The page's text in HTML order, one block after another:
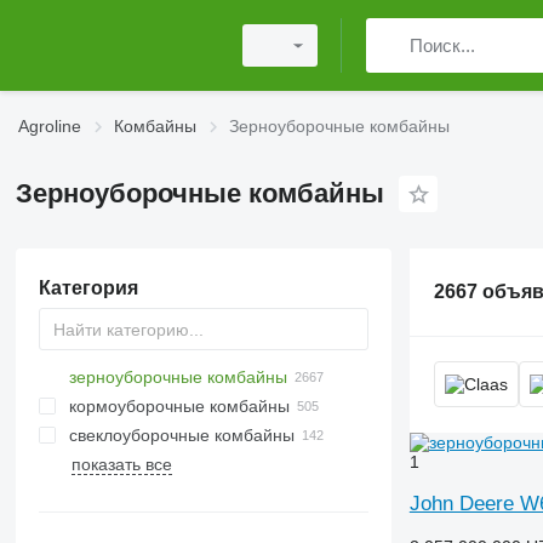
Agroline Комбайны Зерноуборочные комбайны
Зерноуборочные комбайны
Категория
зерноуборочные комбайны
кормоуборочные комбайны
свеклоуборочные комбайны
показать все
2667
1
John Deere